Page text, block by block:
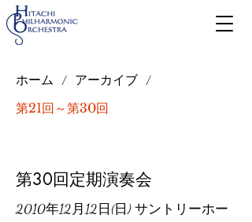
ホーム / アーカイブ /
第21回～第30回
第30回定期演奏会
2010年12月12日(日) サントリーホー